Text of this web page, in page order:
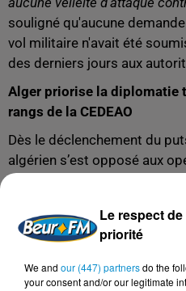
souligné qu'aucune
vol militaire n'avait été
des derniers jours aux
Alger priorise la diplomatie
rangs de la CEDEAO
Dès le déclenchement du
algérien s’est opposé aux
étrangères dans la région du
propos d’une source
l’agence Reuters : «Nous
mais nous sommes contre
aggraverait la situation au
Sahel.»
Le respect
priorité
We and our (447) partnersdo the
your consent and/or our legitimate